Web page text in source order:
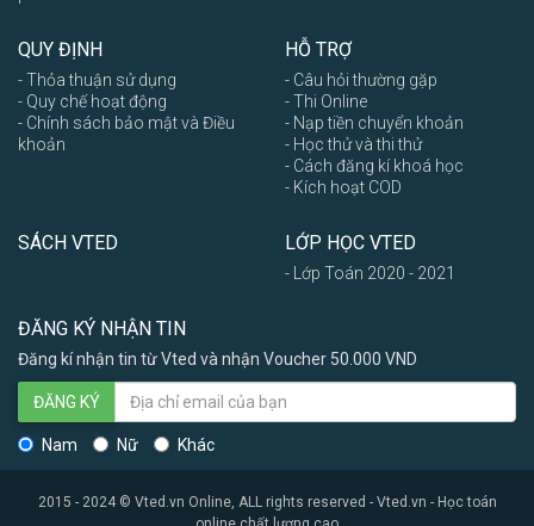
QUY ĐỊNH
- Thỏa thuận sử dụng
- Quy chế hoạt động
- Chính sách bảo mật và Điều
khoản
HỖ TRỢ
- Câu hỏi thường gặp
- Thi Online
- Nạp tiền chuyển khoản
- Học thử và thi thử
- Cách đăng kí khoá học
- Kích hoạt COD
SÁCH VTED LỚP HỌC VTED
- Lớp Toán 2020 - 2021
ĐĂNG KÝ NHẬN TIN
Đăng kí nhận tin từ Vted và nhận Voucher 50.000 VND
ĐĂNG KÝ
Nam Nữ Khác
2015 - 2024 © Vted.vn Online, ALL rights reserved - Vted.vn - Học toán